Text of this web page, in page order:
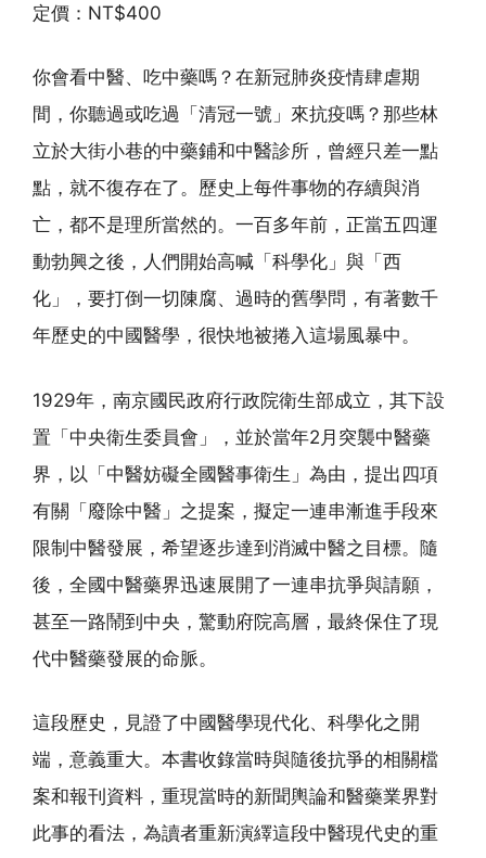
定價：NT$400
你會看中醫、吃中藥嗎？在新冠肺炎疫情肆虐期
間，你聽過或吃過「清冠一號」來抗疫嗎？那些林
立於大街小巷的中藥鋪和中醫診所，曾經只差一點
點，就不復存在了。歷史上每件事物的存續與消
亡，都不是理所當然的。一百多年前，正當五四運
動勃興之後，人們開始高喊「科學化」與「西
化」，要打倒一切陳腐、過時的舊學問，有著數千
年歷史的中國醫學，很快地被捲入這場風暴中。
1929年，南京國民政府行政院衛生部成立，其下設
置「中央衛生委員會」，並於當年2月突襲中醫藥
界，以「中醫妨礙全國醫事衛生」為由，提出四項
有關「廢除中醫」之提案，擬定一連串漸進手段來
限制中醫發展，希望逐步達到消滅中醫之目標。隨
後，全國中醫藥界迅速展開了一連串抗爭與請願，
甚至一路鬧到中央，驚動府院高層，最終保住了現
代中醫藥發展的命脈。
這段歷史，見證了中國醫學現代化、科學化之開
端，意義重大。本書收錄當時與隨後抗爭的相關檔
案和報刊資料，重現當時的新聞輿論和醫藥業界對
此事的看法，為讀者重新演繹這段中醫現代史的重